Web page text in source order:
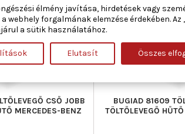
CSŐ JOBB
MERCEDES-BENZ
BUGIAD 81609
TÖLTŐLEVEGŐ
élmény javítása, hirdetések vagy
webhely forgalmának elemzése érdekében. Az
a sütik használatához.
Elutasít Összes